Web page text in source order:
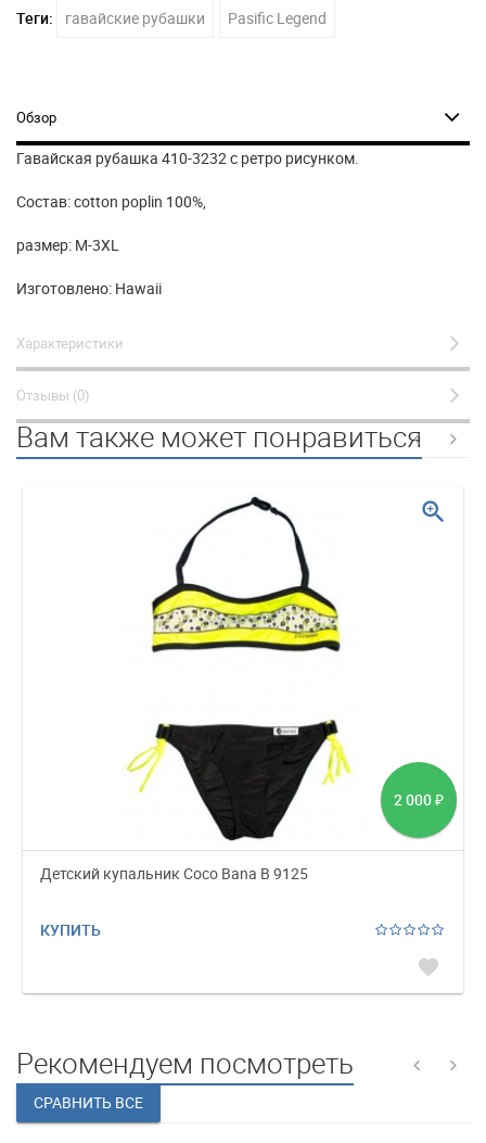
Теги: гавайские рубашки Pasific Legend
Обзор
Гавайская рубашка 410-3232 с ретро рисунком.
Состав: cotton poplin 100%,
размер: M-3XL
Изготовлено: Hawaii
Характеристики
Отзывы (0)
Вам также может понравиться
2 000 ₽
Детский купальник Coco Bana B 9125
КУПИТЬ
favorite
zoom_in
Рекомендуем посмотреть